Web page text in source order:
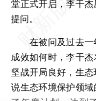
堂正式开启，李干
提问。
在被问及过去一
成效如何时，李干
坚战开局良好，生
说生态环境保护领